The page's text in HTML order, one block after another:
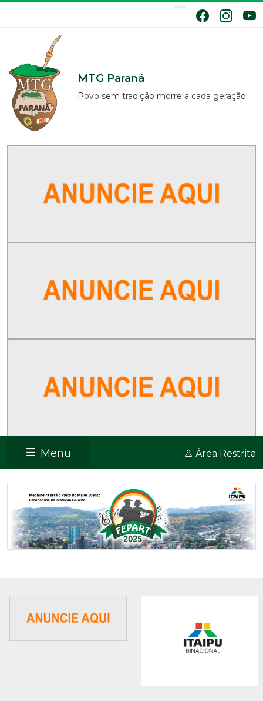
MTG Paraná
Povo sem tradição morre a cada geração.
Menu Área Restrita
Previous